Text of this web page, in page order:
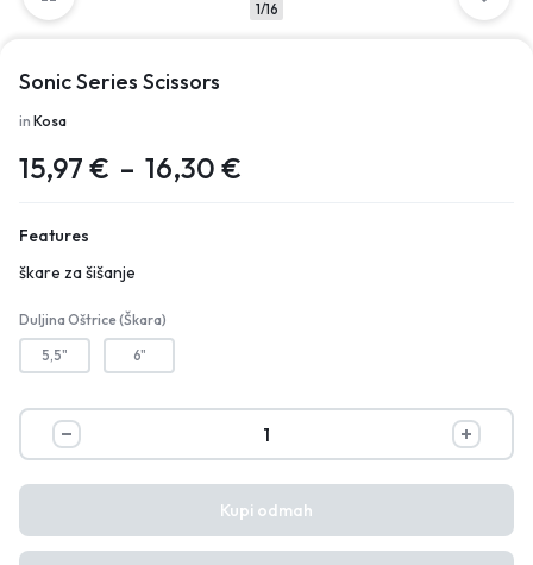
1/16
Sonic Series Scissors
in Kosa
15,97 € – 16,30 €
Features
škare za šišanje
Duljina Oštrice (škara)
5,5" 6"
Kupi odmah